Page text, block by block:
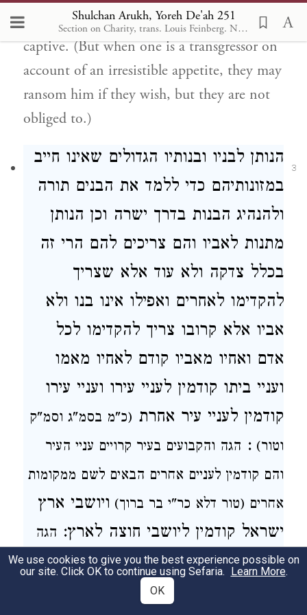
Shulchan Arukh, Yoreh De'ah 251
Section on Charity, trans. Louis Feinberg. N.Y. School of Philanthropy, 1915
a person it is forbidden to ransom if made
captive. (But when one is a transgressor on
account of an irresistible appetite, they may
ransom him if they wish, but they are not
obliged to.)
3 הנותן לבניו ובנותיו הגדולים שאינו חייב
במזונותיהם כדי ללמד את הבנים תורה
ולהנהיג הבנות בדרך ישרה וכן הנותן
מתנות לאביו והם צריכים להם הרי זה
בכלל צדקה ולא עוד אלא שצריך
להקדימו לאחרים ואפילו אינו בנו ולא
אביו אלא קרובו צריך להקדימו לכל
אדם ואחיו מאביו קודם לאחיו מאמו
ועניי ביתו קודמין לעניי עירו ועניי עירו
קודמין לעניי עיר אחרת (כ"מ בסמ"ג וסמ"ק
וטור) : הגה והקבועים בעיר קרויים עניי העיר
והם קודמין לעניים אחרים הבאים לשם ממקומות
אחרים (טור דלא כר"י בר ברוך) ויושבי ארץ
ישראל קודמין ליושבי חוצה לארץ: הגה
פרנסת עצמו קודמת לכל אדם ואינו חייב לתת
צדקה עד שיהיה לו פרנסתו ואח"כ יקדים פרנסת
We use cookies to give you the best experience possible on
our site. Click OK to continue using Sefaria. Learn More.
OK